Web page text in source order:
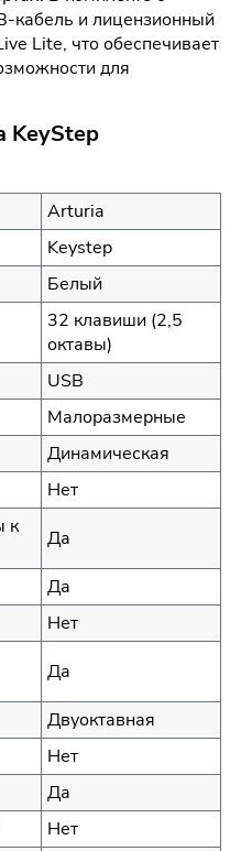
кабель и лицензионный
Lite, что обеспечивает
для
KeyStep
Arturia
Keystep
Белый
32 клавиши (2,5
октавы)
USB
Малоразмерные
Динамическая
Нет
к
Да
Да
Нет
Да
Двуоктавная
Нет
Да
Нет